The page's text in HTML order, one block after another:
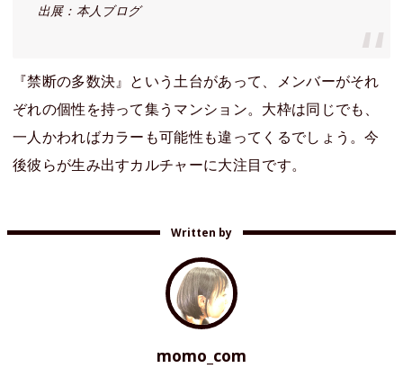
出展：本人ブログ
『禁断の多数決』という土台があって、メンバーがそれ
ぞれの個性を持って集うマンション。大枠は同じでも、
一人かわればカラーも可能性も違ってくるでしょう。今
後彼らが生み出すカルチャーに大注目です。
Written by
momo_com